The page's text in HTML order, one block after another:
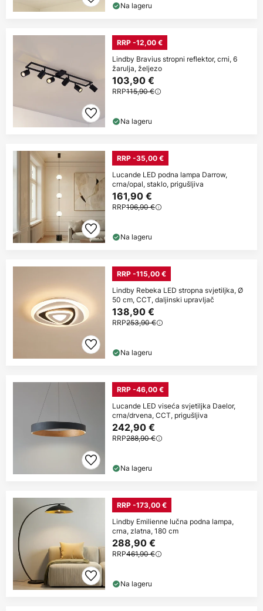
Na lageru
RRP -12,00 €
Lindby Bravius stropni reflektor, crni, 6
žarulja, željezo
103,90 €
RRP115,90 €
Na lageru
RRP -35,00 €
Lucande LED podna lampa Darrow,
crna/opal, staklo, prigušljiva
161,90 €
RRP196,90 €
Na lageru
RRP -115,00 €
Lindby Rebeka LED stropna svjetiljka, Ø
50 cm, CCT, daljinski upravljač
138,90 €
RRP253,90 €
Na lageru
RRP -46,00 €
Lucande LED viseća svjetiljka Daelor,
crna/drvena, CCT, prigušljiva
242,90 €
RRP288,90 €
Na lageru
RRP -173,00 €
Lindby Emilienne lučna podna lampa,
crna, zlatna, 180 cm
288,90 €
RRP461,90 €
Na lageru